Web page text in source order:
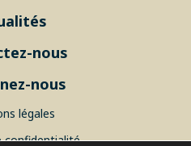
nous
nous
légales
confidentialité